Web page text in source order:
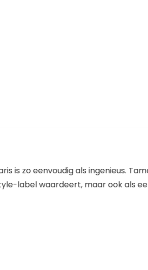
is zo eenvoudig als ingenieus.
label waardeert, maar ook als